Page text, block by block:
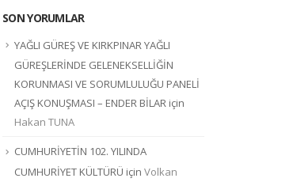
SON YORUMLAR
YAĞLI GÜREŞ VE KIRKPINAR YAĞLI
GÜREŞLERİNDE GELENEKSELLİĞİN
KORUNMASI VE SORUMLULUĞU PANELİ
AÇIŞ KONUŞMASI – ENDER BİLAR için
Hakan TUNA
CUMHURİYETİN 102. YILINDA
CUMHURİYET KÜLTÜRÜ için Volkan